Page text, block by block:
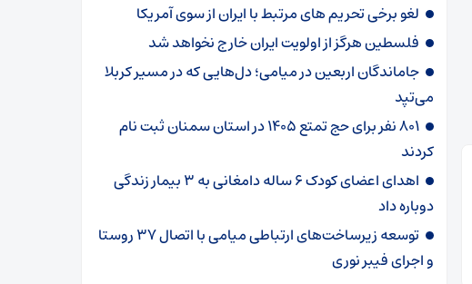
لغو برخی تحریم های مرتبط با ایران از سوی آمریکا
فلسطین هرگز از اولویت ایران خارج نخواهد شد
جاماندگان اربعین در میامی؛ دل‌هایی که در مسیر کربلا
می‌تپد
۸۰۱ نفر برای حج تمتع ۱۴۰۵ در استان سمنان ثبت نام
کردند
اهدای اعضای کودک ۶ ساله دامغانی به ۳ بیمار زندگی
دوباره داد
توسعه زیرساخت‌های ارتباطی میامی با اتصال ۳۷ روستا
و اجرای فیبر نوری